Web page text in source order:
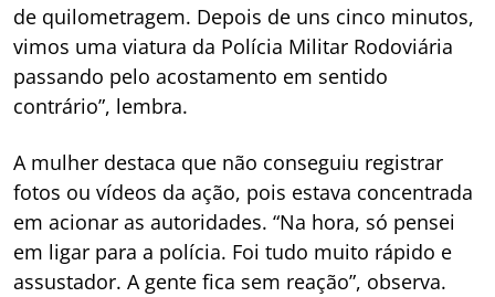
de quilometragem. Depois de uns cinco minutos,
vimos uma viatura da Polícia Militar Rodoviária
passando pelo acostamento em sentido
contrário”, lembra.
A mulher destaca que não conseguiu registrar
fotos ou vídeos da ação, pois estava concentrada
em acionar as autoridades. “Na hora, só pensei
em ligar para a polícia. Foi tudo muito rápido e
assustador. A gente fica sem reação”, observa.